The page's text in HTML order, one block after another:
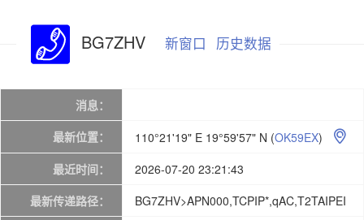
BG7ZHV 新窗口 历史数据
消息：
最新位置：
110°21'19" E 19°59'57" N (OK59EX) 
最近时间：
2026-07-20 23:21:43
最新传递路径：
BG7ZHV>APN000,TCPIP*,qAC,T2TAIPEI